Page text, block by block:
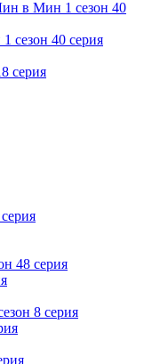
сезон 40 серия